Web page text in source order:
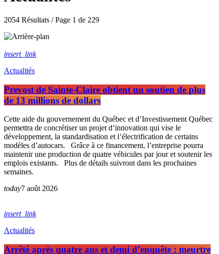
2054 Résultats / Page 1 de 229
insert_link
Actualités
Prevost de Sainte-Claire obtient un soutien de plus
de 13 millions de dollars
Cette aide du gouvernement du Québec et d’Investissement Québec
permettra de concrétiser un projet d’innovation qui vise le
développement, la standardisation et l’électrification de certains
modèles d’autocars. Grâce à ce financement, l’entreprise pourra
maintenir une production de quatre véhicules par jour et soutenir les
emplois existants. Plus de détails suivront dans les prochaines
semaines.
today7 août 2026
insert_link
Actualités
Arrêté après quatre ans et demi d’enquête : meurtre